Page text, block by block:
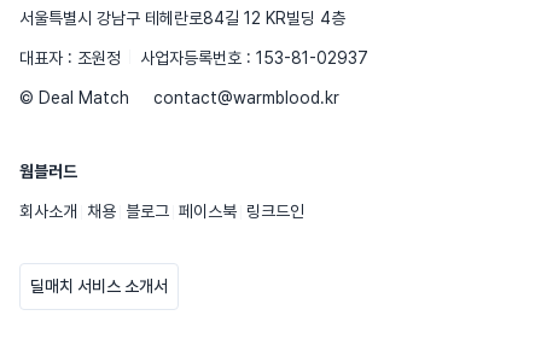
서울특별시 강남구 테헤란로84길 12 KR빌딩 4층
대표자 : 조원정 사업자등록번호 : 153-81-02937
© Deal Match contact@warmblood.kr
웜블러드
회사소개 채용 블로그 페이스북 링크드인
딜매치 서비스 소개서